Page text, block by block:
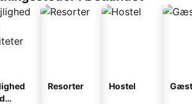
Resorter Hostel